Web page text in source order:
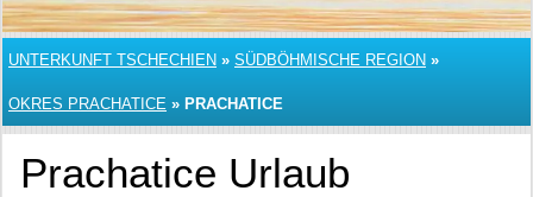
UNTERKUNFT TSCHECHIEN » SÜDBÖHMISCHE REGION »
OKRES PRACHATICE » PRACHATICE
Prachatice Urlaub